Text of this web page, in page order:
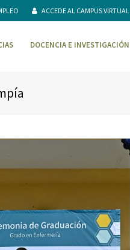
ACCEDE AL CAMPUS VIRTUAL
DOCENCIA E INVESTIGACIÓN